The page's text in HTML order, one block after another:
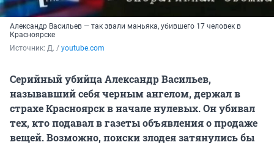
Александр Васильев — так звали маньяка, убившего 17 человек в
Красноярске
Источник: Д. / youtube.com
Серийный убийца Александр Васильев,
называвший себя черным ангелом, держал в
страхе Красноярск в начале нулевых. Он убивал
тех, кто подавал в газеты объявления о продаже
вещей. Возможно, поиски злодея затянулись бы